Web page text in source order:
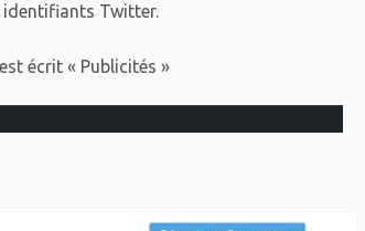
identifiants Twitter.
écrit « Publicités »